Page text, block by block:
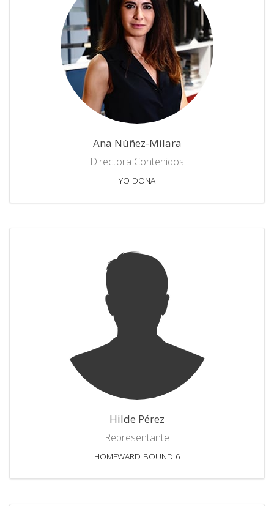
Ana Núñez-Milara
Directora Contenidos
YO DONA
Hilde Pérez
Representante
HOMEWARD BOUND 6